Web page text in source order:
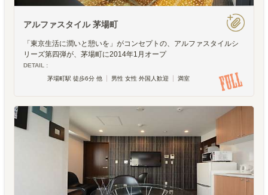
アルファスタイル 茅場町
「東京生活に潤いと憩いを」がコンセプトの、アルファスタイルシ
リーズ第四弾が、茅場町に2014年1月オープ
DETAIL :
茅場町駅 徒歩6分 他
男性 女性 外国人歓迎 満室